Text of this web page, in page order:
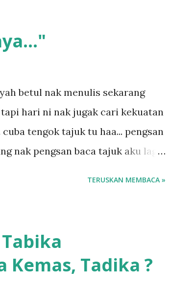
betul nak menulis sekarang
tapi hari ni nak jugak cari kekuatan
cuba tengok tajuk tu haa... pengsan
nak pengsan baca tajuk aku lagi
perjalanan dari dalam
akan pimpin anak-anak jalan
TERUSKAN MEMBACA »
Kemas, Tadika ?